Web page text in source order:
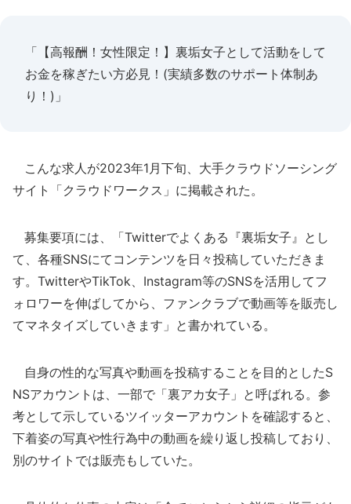
「【高報酬！女性限定！】裏垢女子として活動をして
お金を稼ぎたい方必見！(実績多数のサポート体制あ
り！)」
こんな求人が2023年1月下旬、大手クラウドソーシング
サイト「クラウドワークス」に掲載された。
募集要項には、「Twitterでよくある『裏垢女子』とし
て、各種SNSにてコンテンツを日々投稿していただきま
す。TwitterやTikTok、Instagram等のSNSを活用してフ
ォロワーを伸ばしてから、ファンクラブで動画等を販売し
てマネタイズしていきます」と書かれている。
自身の性的な写真や動画を投稿することを目的としたS
NSアカウントは、一部で「裏アカ女子」と呼ばれる。参
考として示しているツイッターアカウントを確認すると、
下着姿の写真や性行為中の動画を繰り返し投稿しており、
別のサイトでは販売もしていた。